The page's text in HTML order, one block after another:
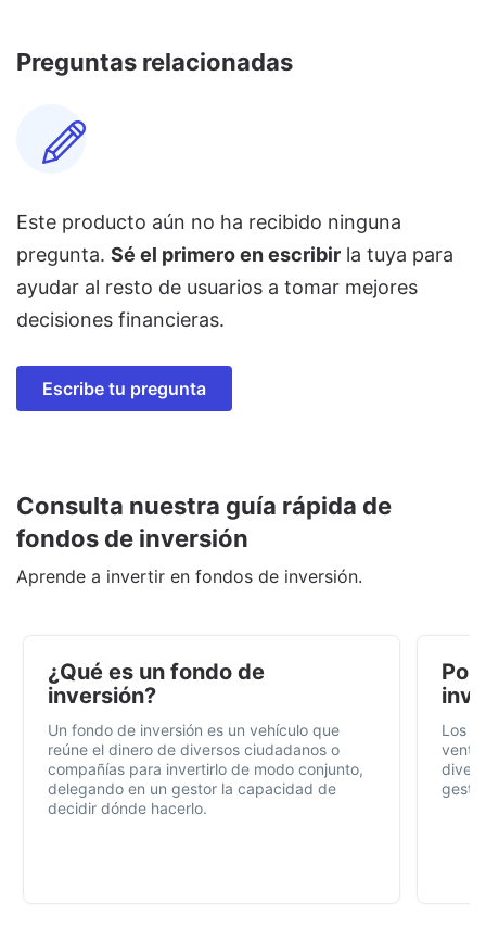
Preguntas relacionadas
Este producto aún no ha recibido ninguna
pregunta. Sé el primero en escribir la tuya para
ayudar al resto de usuarios a tomar mejores
decisiones financieras.
Escribe tu pregunta
Consulta nuestra guía rápida de
fondos de inversión
Aprende a invertir en fondos de inversión.
¿Qué es un fondo de
inversión?
Un fondo de inversión es un vehículo que
reúne el dinero de diversos ciudadanos o
compañías para invertirlo de modo conjunto,
delegando en un gestor la capacidad de
decidir dónde hacerlo.
Por
Los